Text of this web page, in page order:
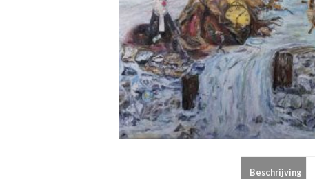
Beschrijving